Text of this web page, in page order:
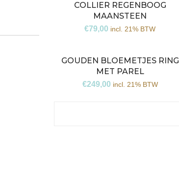
COLLIER REGENBOOG
MAANSTEEN
€79,00 incl. 21% BTW
GOUDEN BLOEMETJES RING
MET PAREL
€249,00 incl. 21% BTW